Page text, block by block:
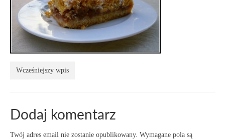
Wcześniejszy wpis
Dodaj komentarz
Twój adres email nie zostanie opublikowany. Wymagane pola są